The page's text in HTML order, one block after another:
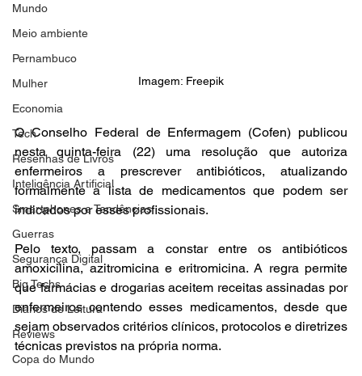
Mundo
Meio ambiente
Pernambuco
Mulher
Economia
Tech
Resenhas de Livros
Inteligência Artificial
Smartphones e Tendências
Guerras
Segurança Digital
Big Techs
Diários de Leitura
Reviews
Copa do Mundo
Imagem: Freepik
O Conselho Federal de Enfermagem (Cofen) publicou
nesta quinta-feira (22) uma resolução que autoriza
enfermeiros a prescrever antibióticos, atualizando
formalmente a lista de medicamentos que podem ser
indicados por esses profissionais.
Pelo texto, passam a constar entre os antibióticos
amoxicilina, azitromicina e eritromicina. A regra permite
que farmácias e drogarias aceitem receitas assinadas por
enfermeiros contendo esses medicamentos, desde que
sejam observados critérios clínicos, protocolos e diretrizes
técnicas previstos na própria norma.